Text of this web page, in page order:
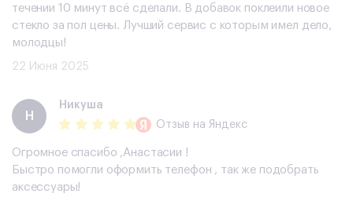
течении 10 минут всё сделали. В добавок поклеили новое
стекло за пол цены. Лучший сервис с которым имел дело,
молодцы!
22 Июня 2025
Н
Никуша
Отзыв на Яндекс
Огромное спасибо ,Анастасии !
Быстро помогли оформить телефон , так же подобрать
аксессуары!